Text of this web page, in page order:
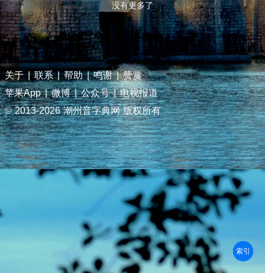
没有更多了
关于 | 联系 | 帮助 | 鸣谢 | 赞赏
苹果App | 微博 | 公众号 | 电视报道
© 2013-2026 潮州音字典网 版权所有
部首
笔划
拼音
潮拼